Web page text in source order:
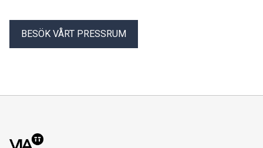
BESÖK VÅRT PRESSRUM